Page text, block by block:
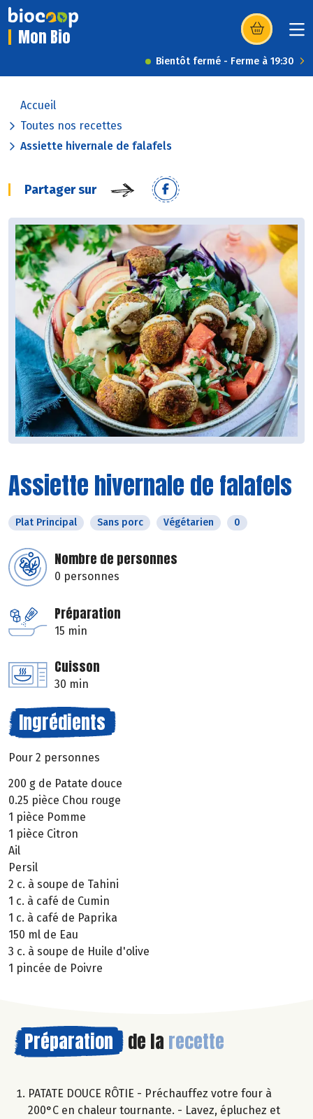
Mon Bio (s’ouvre dans
Bientôt fermé - Ferme à 19:30
Accueil
Toutes nos recettes
Assiette hivernale de falafels
Partager sur
Assiette hivernale de falafels
Plat Principal Sans porc Végétarien 0
Nombre de personnes
0 personnes
Préparation
15 min
Cuisson
30 min
Ingrédients
Pour 2 personnes
200 g de Patate douce
0.25 pièce Chou rouge
1 pièce Pomme
1 pièce Citron
Ail
Persil
2 c. à soupe de Tahini
1 c. à café de Cumin
1 c. à café de Paprika
150 ml de Eau
3 c. à soupe de Huile d'olive
1 pincée de Poivre
Préparation de la recette
PATATE DOUCE RÔTIE - Préchauffez votre four à
200°C en chaleur tournante. - Lavez, épluchez et